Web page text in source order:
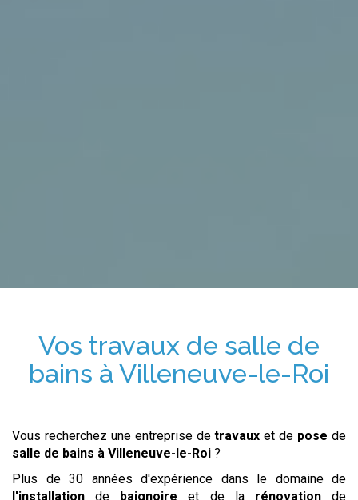
Vos travaux de salle de
bains à Villeneuve-le-Roi
Vous recherchez une entreprise detravaux et de pose de
salle de bains à Villeneuve-le-Roi ?
Plus de 30 années d'expérience dans le domaine de
l'installation de baignoire et de la rénovationde